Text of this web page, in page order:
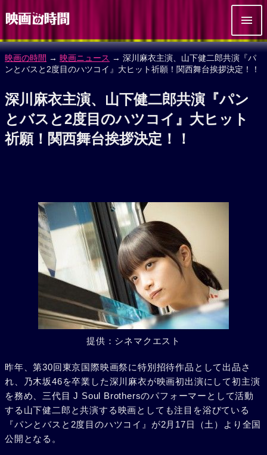
映画の時間 → 映画ニュース → 深川麻衣主演、山下健二郎共演『パ
ンとバスと2度目のハツコイ』大ヒット祈願！関西舞台挨拶決定！！
深川麻衣主演、山下健二郎共演『パン
とバスと2度目のハツコイ』大ヒット
祈願！関西舞台挨拶決定！！
提供：シネマクエスト
昨年、第30回東京国際映画祭に特別招待作品として出品さ
れ、乃木坂46を卒業した深川麻衣が映画初出演にして初主演
を務め、三代目 J Soul Brothersのパフォーマーとして活動
する山下健二郎と共演する映画としても注目を浴びている
『パンとバスと2度目のハツコイ』が2月17日（土）より全国
公開となる。